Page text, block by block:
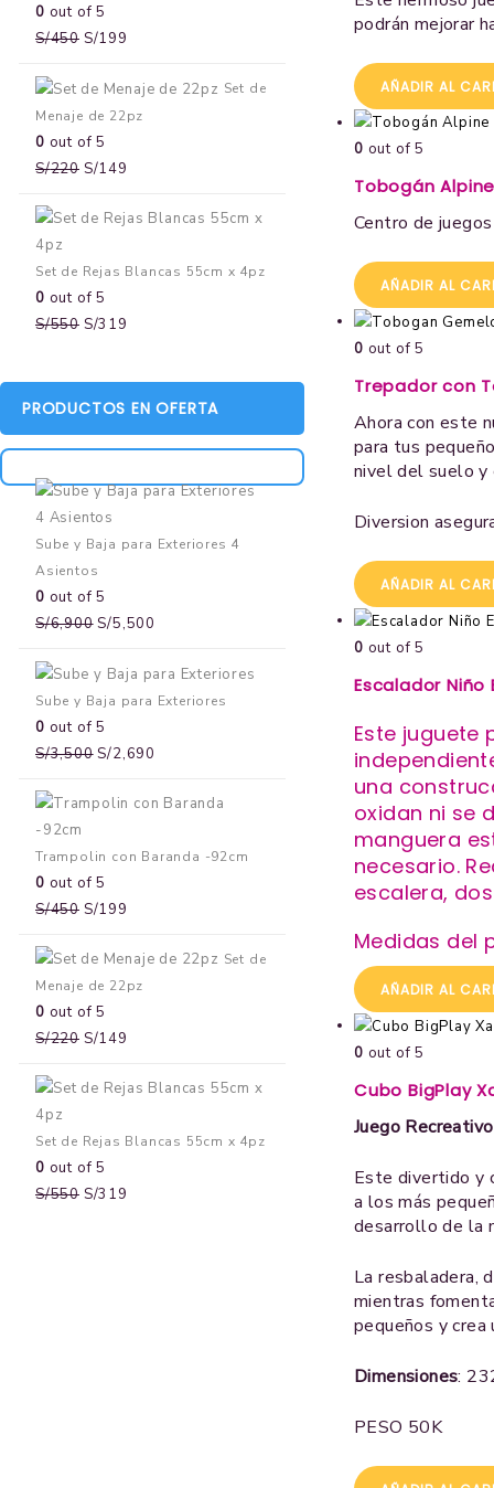
podrán mejorar
AÑADIR AL
0 out of 5
Tobogán
Centro de
AÑADIR AL
0 out of 5
Trepador con
Ahora con este
para tus
nivel del suelo y
Diversion
AÑADIR AL
0 out of 5
Escalador Niño
Este juguete
una
oxidan ni se
manguera
necesario.
escalera,
Medidas del
AÑADIR AL
0 out of 5
Cubo BigPlay
Juego
Este divertido y
a los más
desarrollo de la
La resbaladera,
mientras
pequeños y crea
Dimensiones:
PESO 50K
0 out of 5
S/450 S/199
Set de
Menaje de 22pz
0 out of 5
S/220 S/149
Set de Rejas Blancas 55cm x 4pz
0 out of 5
S/550 S/319
PRODUCTOS EN OFERTA
Sube y Baja para Exteriores 4
Asientos
0 out of 5
S/6,900 S/5,500
Sube y Baja para Exteriores
0 out of 5
S/3,500 S/2,690
Trampolin con Baranda -92cm
0 out of 5
S/450 S/199
Set de
Menaje de 22pz
0 out of 5
S/220 S/149
Set de Rejas Blancas 55cm x 4pz
0 out of 5
S/550 S/319